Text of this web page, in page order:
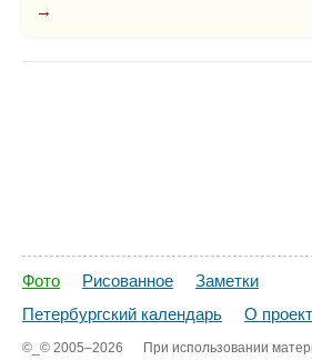
→
Фото Рисованное
Заметки
Петербургский календарь
О
©_© 2005–2026
При использовании